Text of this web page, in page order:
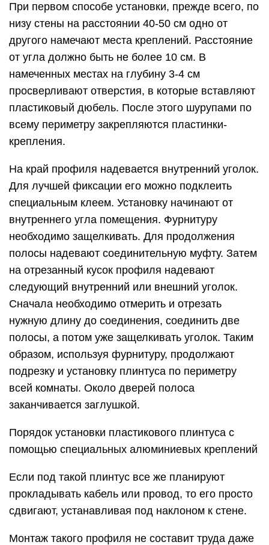
При первом способе установки, прежде всего, по
низу стены на расстоянии 40-50 см одно от
другого намечают места креплений. Расстояние
от угла должно быть не более 10 см. В
намеченных местах на глубину 3-4 см
просверливают отверстия, в которые вставляют
пластиковый дюбель. После этого шурупами по
всему периметру закрепляются пластинки-
крепления.
На край профиля надевается внутренний уголок.
Для лучшей фиксации его можно подклеить
специальным клеем. Установку начинают от
внутреннего угла помещения. Фурнитуру
необходимо защелкивать. Для продолжения
полосы надевают соединительную муфту. Затем
на отрезанный кусок профиля надевают
следующий внутренний или внешний уголок.
Сначала необходимо отмерить и отрезать
нужную длину до соединения, соединить две
полосы, а потом уже защелкивать уголок. Таким
образом, используя фурнитуру, продолжают
подрезку и установку плинтуса по периметру
всей комнаты. Около дверей полоса
заканчивается заглушкой.
Порядок установки пластикового плинтуса с
помощью специальных алюминиевых креплений
Если под такой плинтус все же планируют
прокладывать кабель или провод, то его просто
сдвигают, устанавливая под наклоном к стене.
Монтаж такого профиля не составит труда даже